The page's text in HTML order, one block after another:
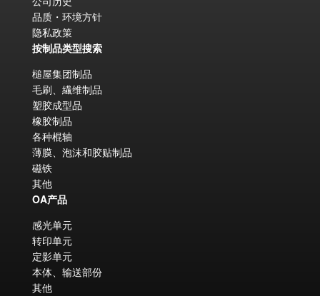
品质・环境方针
隐私政策
按制品类型搜索
槌屋集团制品
毛刷、繊维制品
塑胶成型品
橡胶制品
各种棍轴
薄膜、泡沫和胶贴制品
磁铁
其他
OA产品
感光单元
转印单元
定影单元
本体、输送部份
其他